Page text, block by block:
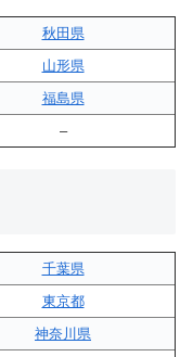
秋田県
山形県
福島県
–
千葉県
東京都
神奈川県